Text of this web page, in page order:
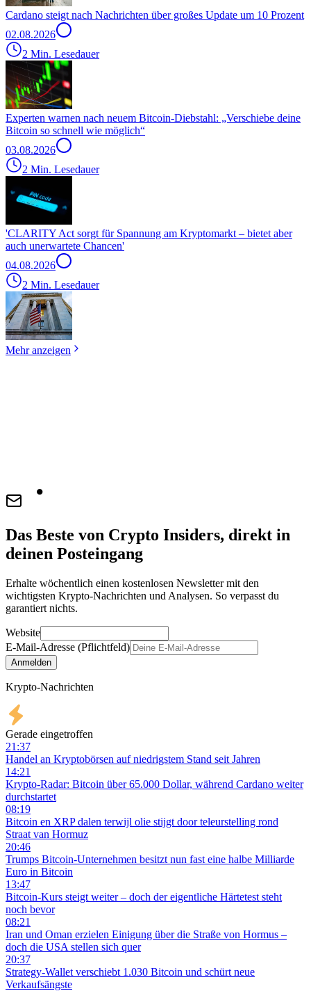
Cardano steigt nach Nachrichten über großes Update um 10 Prozent
02.08.2026
2 Min. Lesedauer
Experten warnen nach neuem Bitcoin-Diebstahl: „Verschiebe deine
Bitcoin so schnell wie möglich“
03.08.2026
2 Min. Lesedauer
'CLARITY Act sorgt für Spannung am Kryptomarkt – bietet aber
auch unerwartete Chancen'
04.08.2026
2 Min. Lesedauer
Mehr anzeigen
Das Beste von Crypto Insiders, direkt in
deinen Posteingang
Erhalte wöchentlich einen kostenlosen Newsletter mit den
wichtigsten Krypto-Nachrichten und Analysen. So verpasst du
garantiert nichts.
Website
E-Mail-Adresse (Pflichtfeld)
Anmelden
Krypto-Nachrichten
Gerade eingetroffen
21:37
Handel an Kryptobörsen auf niedrigstem Stand seit Jahren
14:21
Krypto-Radar: Bitcoin über 65.000 Dollar, während Cardano weiter
durchstartet
08:19
Bitcoin en XRP dalen terwijl olie stijgt door teleurstelling rond
Straat van Hormuz
20:46
Trumps Bitcoin-Unternehmen besitzt nun fast eine halbe Milliarde
Euro in Bitcoin
13:47
Bitcoin-Kurs steigt weiter – doch der eigentliche Härtetest steht
noch bevor
08:21
Iran und Oman erzielen Einigung über die Straße von Hormus –
doch die USA stellen sich quer
20:37
Strategy-Wallet verschiebt 1.030 Bitcoin und schürt neue
Verkaufsängste